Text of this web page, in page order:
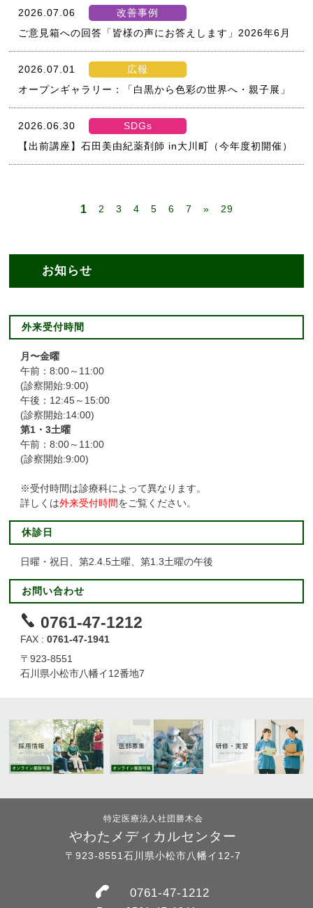
2026.07.06
改善事例
ご意見箱への回答「皆様の声にお答えします」2026年6月
2026.07.01
広報
オープンギャラリー：「白黒から色彩の世界へ・親子展」
2026.06.30
SDGs
【出前講座】石田美由紀薬剤師 in大川町（今年度初開催）
1 2 3 4 5 6 7 » 29
お知らせ
外来受付時間
月〜金曜
午前：8:00～11:00
(診察開始:9:00)
午後：12:45～15:00
(診察開始:14:00)
第1・3土曜
午前：8:00～11:00
(診察開始:9:00)
※受付時間は診療科によって異なります。
詳しくは外来受付時間をご覧ください。
休診日
日曜・祝日、第2.4.5土曜、第1.3土曜の午後
お問い合わせ
0761-47-1212
FAX :0761-47-1941
〒923-8551
石川県小松市八幡イ12番地7
特定医療法人社団勝木会
やわたメディカルセンター
〒923-8551石川県小松市八幡イ12-7
0761-47-1212